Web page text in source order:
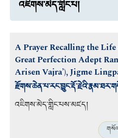
འཇིགས་མེད་གླིང་པ།
A Prayer Recalling the
Great Perfection Adept
Arisen Vajra’), Jigme
འཇིགས་མེད་གླིང་པས་མཛད།